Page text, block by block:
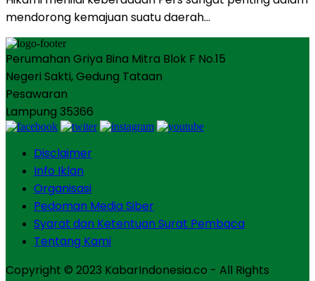
mendorong kemajuan suatu daerah…
Perumahan Griya Bina Mitra Blok F No.15
Negeri Sakti, Gedung Tataan
Pesawaran
Lampung 35366
Disclaimer
Info Iklan
Organisasi
Pedoman Media Siber
Syarat dan Ketentuan Surat Pembaca
Tentang Kami
Copyright © 2023 KabarIndonesia.co - All Rights